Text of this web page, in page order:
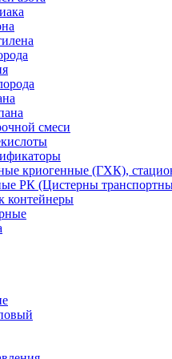
смеси
криогенные (ГХК),
РК (Цистерны
контейнеры